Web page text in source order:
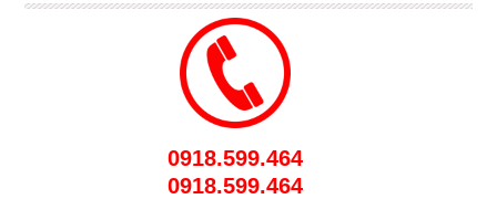
0918.599.464
0918.599.464